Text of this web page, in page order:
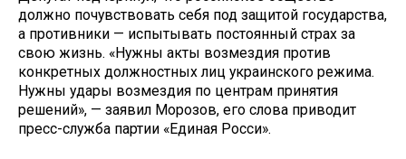
должно почувствовать себя под защитой государства,
а противники — испытывать постоянный страх за
свою жизнь. «Нужны акты возмездия против
конкретных должностных лиц украинского режима.
Нужны удары возмездия по центрам принятия
решений», — заявил Морозов, его слова приводит
пресс-служба партии «Единая Росси».